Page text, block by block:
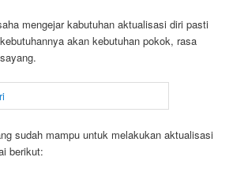
mengejar kabutuhan aktualisasi diri pasti
akan kebutuhan pokok, rasa
sudah mampu untuk melakukan aktualisasi
berikut: